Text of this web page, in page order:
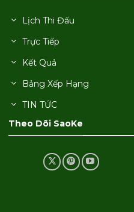
Lịch Thi Đấu
Trực Tiếp
Kết Quả
Bảng Xếp Hạng
TIN TỨC
Theo Dõi SaoKe